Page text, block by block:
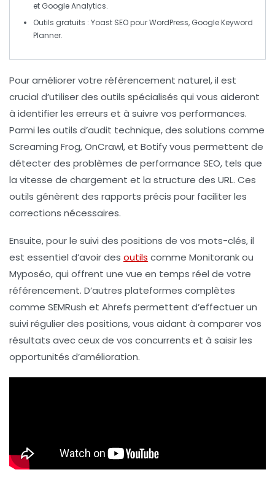
et Google Analytics.
Outils gratuits : Yoast SEO pour WordPress, Google Keyword
Planner.
Pour améliorer votre référencement naturel, il est
crucial d’utiliser des outils spécialisés qui vous aideront
à identifier les erreurs et à suivre vos performances.
Parmi les outils d’audit technique, des solutions comme
Screaming Frog, OnCrawl, et Botify vous permettent de
détecter des problèmes de performance SEO, tels que
la vitesse de chargement et la structure des URL. Ces
outils génèrent des rapports précis pour faciliter les
corrections nécessaires.
Ensuite, pour le suivi des positions de vos mots-clés, il
est essentiel d’avoir des outils comme Monitorankou
Myposéo, qui offrent une vue en temps réel de votre
référencement. D’autres plateformes complètes
comme SEMRush et Ahrefs permettent d’effectuer un
suivi régulier des positions, vous aidant à comparer vos
résultats avec ceux de vos concurrents et à saisir les
opportunités d’amélioration.